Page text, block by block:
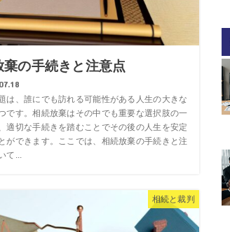
棄の手続きと注意点
は、誰にでも訪れる可能性がある人生の大きな
です。相続放棄はその中でも重要な選択肢の一
適切な手続きを踏むことでその後の人生を安定
ができます。ここでは、相続放棄の手続きと注
て...
相続と裁判